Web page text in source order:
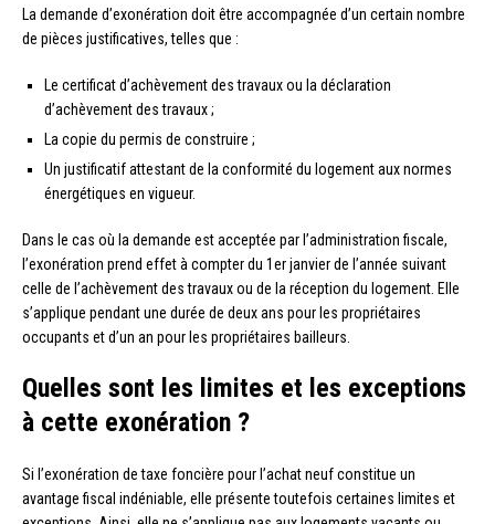
La demande d’exonération doit être accompagnée d’un certain nombre
de pièces justificatives, telles que :
Le certificat d’achèvement des travaux ou la déclaration
d’achèvement des travaux ;
La copie du permis de construire ;
Un justificatif attestant de la conformité du logement aux normes
énergétiques en vigueur.
Dans le cas où la demande est acceptée par l’administration fiscale,
l’exonération prend effet à compter du 1er janvier de l’année suivant
celle de l’achèvement des travaux ou de la réception du logement. Elle
s’applique pendant une durée de deux ans pour les propriétaires
occupants et d’un an pour les propriétaires bailleurs.
Quelles sont les limites et les exceptions
à cette exonération ?
Si l’exonération de taxe foncière pour l’achat neuf constitue un
avantage fiscal indéniable, elle présente toutefois certaines limites et